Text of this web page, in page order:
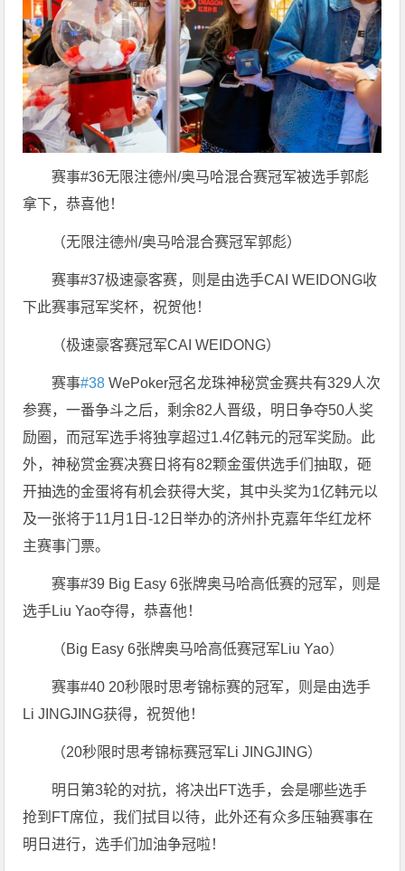
赛事#36无限注德州/奥马哈混合赛冠军被选手郭彪
拿下，恭喜他！
（无限注德州/奥马哈混合赛冠军郭彪）
赛事#37极速豪客赛，则是由选手CAI WEIDONG收
下此赛事冠军奖杯，祝贺他！
（极速豪客赛冠军CAI WEIDONG）
赛事#38 WePoker冠名龙珠神秘赏金赛共有329人次
参赛，一番争斗之后，剩余82人晋级，明日争夺50人奖
励圈，而冠军选手将独享超过1.4亿韩元的冠军奖励。此
外，神秘赏金赛决赛日将有82颗金蛋供选手们抽取，砸
开抽选的金蛋将有机会获得大奖，其中头奖为1亿韩元以
及一张将于11月1日-12日举办的济州扑克嘉年华红龙杯
主赛事门票。
赛事#39 Big Easy 6张牌奥马哈高低赛的冠军，则是
选手Liu Yao夺得，恭喜他！
（Big Easy 6张牌奥马哈高低赛冠军Liu Yao）
赛事#40 20秒限时思考锦标赛的冠军，则是由选手
Li JINGJING获得，祝贺他！
（20秒限时思考锦标赛冠军Li JINGJING）
明日第3轮的对抗，将决出FT选手，会是哪些选手
抢到FT席位，我们拭目以待，此外还有众多压轴赛事在
明日进行，选手们加油争冠啦！